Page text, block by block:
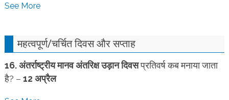
See More
महत्वपूर्ण/चर्चित दिवस और सप्ताह
16.अंतर्राष्ट्रीय मानव अंतरिक्ष उड़ान दिवसप्रतिवर्ष कब मनाया जाता
है? – 12 अप्रैल